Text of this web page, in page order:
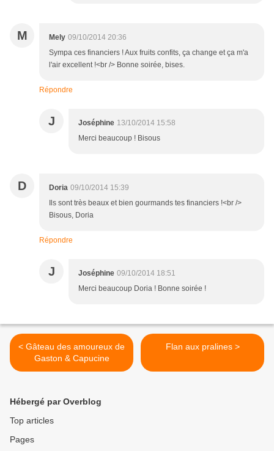
M Mely 09/10/2014 20:36
Sympa ces financiers ! Aux fruits confits, ça change et ça m'a
l'air excellent !<br /> Bonne soirée, bises.
Répondre
J Joséphine 13/10/2014 15:58
Merci beaucoup ! Bisous
D Doria 09/10/2014 15:39
Ils sont très beaux et bien gourmands tes financiers !<br />
Bisous, Doria
Répondre
J Joséphine 09/10/2014 18:51
Merci beaucoup Doria ! Bonne soirée !
< Gâteau des amoureux de
Gaston & Capucine
Flan aux pralines >
Hébergé par Overblog
Top articles
Pages